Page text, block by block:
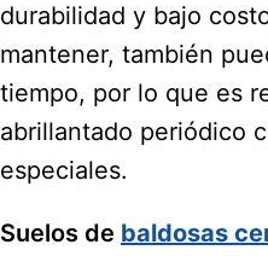
durabilidad y bajo
mantener, también
tiempo, por lo que es
abrillantado periódico
especiales.
Suelos de baldosas